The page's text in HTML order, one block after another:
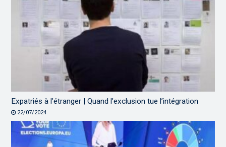
Expatriés à l’étranger | Quand l’exclusion tue l’intégration
22/07/2024